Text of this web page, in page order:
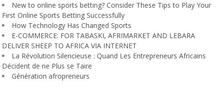
New to online sports betting? Consider These Tips to Play Your
First Online Sports Betting Successfully
How Technology Has Changed Sports
E-COMMERCE: FOR TABASKI, AFRIMARKET AND LEBARA
DELIVER SHEEP TO AFRICA VIA INTERNET
La Révolution Silencieuse : Quand Les Entrepreneurs Africains
Décident de ne Plus se Taire
Génération afropreneurs